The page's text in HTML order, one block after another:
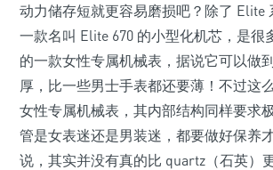
动力储存短就更容易磨损吧？除了 Elite
一款名叫 Elite 670 的小型化机芯，是很
的一款女性专属机械表，据说它可以做
厚，比一些男士手表都还要薄！不过这
女性专属机械表，其内部结构同样要求
管是女表迷还是男装迷，都要做好保养
说，其实并没有真的比 quartz（石英）